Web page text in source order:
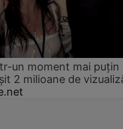
un moment mai puțin
2 milioane de